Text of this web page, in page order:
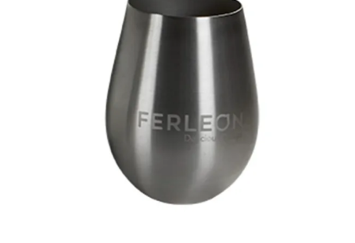
COOKWARE FERLEON
ZUBEHÖR FERLEON
DEKORATION